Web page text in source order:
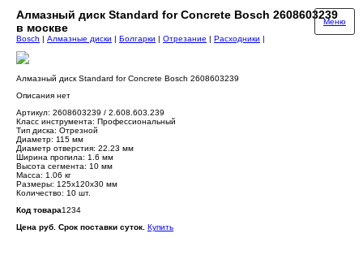
Алмазный диск Standard for Concrete Bosch 2608603239
в москве
Меню
Bosch | Алмазные диски | Болгарки | Отрезание | Расходники |
Алмазный диск Standard for Concrete Bosch 2608603239
Описания нет
Артикул: 2608603239 / 2.608.603.239
Класс инструмента: Профессиональный
Тип диска: Отрезной
Диаметр: 115 мм
Диаметр отверстия: 22.23 мм
Ширина пропила: 1.6 мм
Высота сегмента: 10 мм
Масса: 1.06 кг
Размеры: 125х120х30 мм
Количество: 10 шт.
Код товара1234
Цена руб. Срок поставки суток. Купить